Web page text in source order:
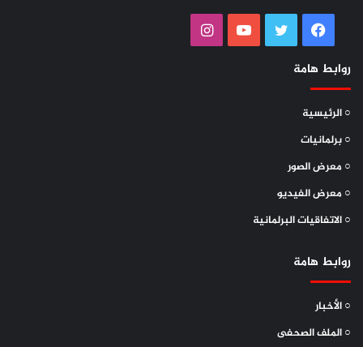
فيسبوك تويتر يوتيوب
روابط هامة
○ الرئيسية
○ برلمانيات
○ معرض الصور
○ معرض الفيديو
○ الاتفاقيات البرلمانية
روابط هامة
○ الأخبار
○ الملف الصحفى